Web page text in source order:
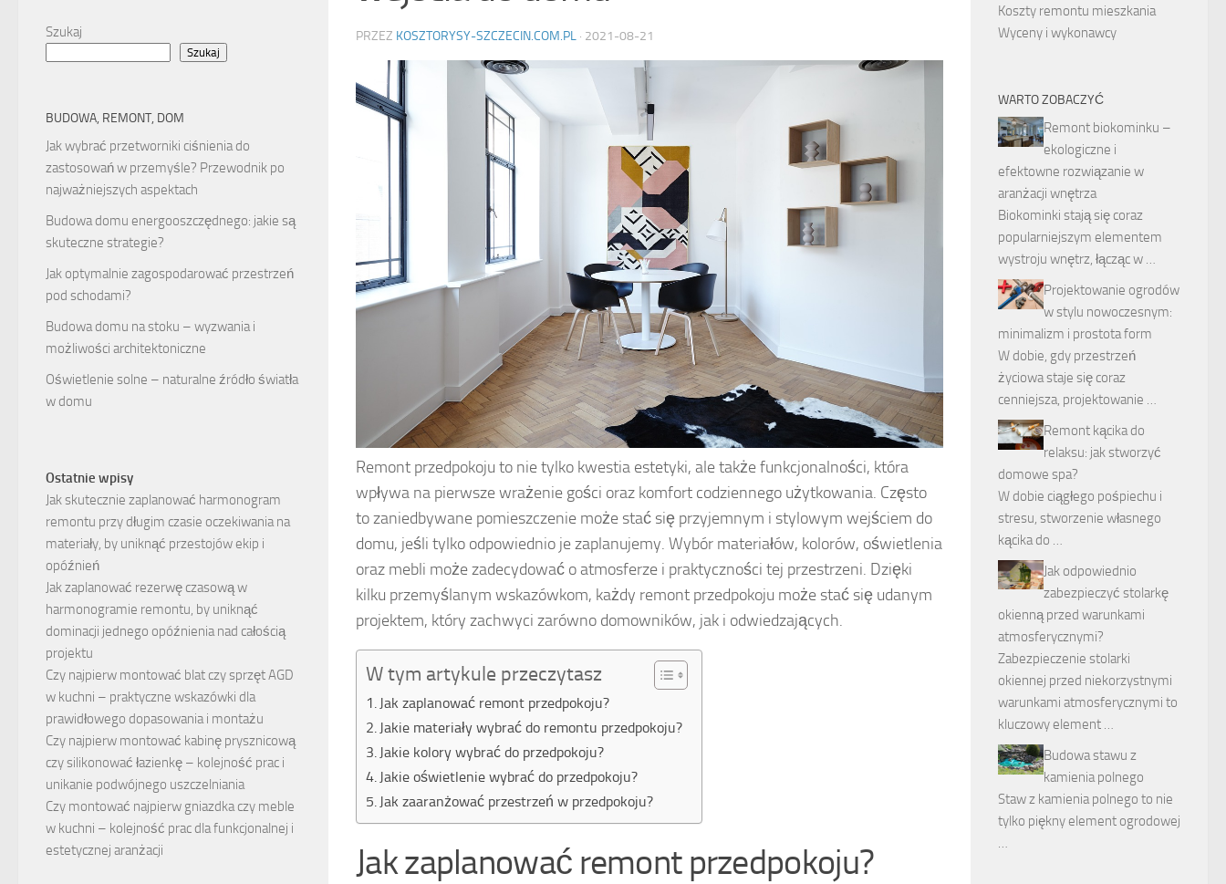
PRZEZ KOSZTORYSY-SZCZECIN.COM.PL · 2021-08-21
Remont przedpokoju to nie tylko kwestia estetyki, ale także funkcjonalności, która
wpływa na pierwsze wrażenie gości oraz komfort codziennego użytkowania. Często
to zaniedbywane pomieszczenie może stać się przyjemnym i stylowym wejściem do
domu, jeśli tylko odpowiednio je zaplanujemy. Wybór materiałów, kolorów, oświetlenia
oraz mebli może zadecydować o atmosferze i praktyczności tej przestrzeni. Dzięki
kilku przemyślanym wskazówkom, każdy remont przedpokoju może stać się udanym
projektem, który zachwyci zarówno domowników, jak i odwiedzających.
W tym artykule przeczytasz
Jak zaplanować remont przedpokoju?
Jakie materiały wybrać do remontu przedpokoju?
Jakie kolory wybrać do przedpokoju?
Jakie oświetlenie wybrać do przedpokoju?
Jak zaaranżować przestrzeń w przedpokoju?
Jak zaplanować remont przedpokoju?
Szukaj
Szukaj
BUDOWA, REMONT, DOM
Jak wybrać przetworniki ciśnienia do
zastosowań w przemyśle? Przewodnik po
najważniejszych aspektach
Budowa domu energooszczędnego: jakie są
skuteczne strategie?
Jak optymalnie zagospodarować przestrzeń
pod schodami?
Budowa domu na stoku – wyzwania i
możliwości architektoniczne
Oświetlenie solne – naturalne źródło światła
w domu
Ostatnie wpisy
Jak skutecznie zaplanować harmonogram
remontu przy długim czasie oczekiwania na
materiały, by uniknąć przestojów ekip i
opóźnień
Jak zaplanować rezerwę czasową w
harmonogramie remontu, by uniknąć
dominacji jednego opóźnienia nad całością
projektu
Czy najpierw montować blat czy sprzęt AGD
w kuchni – praktyczne wskazówki dla
prawidłowego dopasowania i montażu
Czy najpierw montować kabinę prysznicową
czy silikonować łazienkę – kolejność prac i
unikanie podwójnego uszczelniania
Czy montować najpierw gniazdka czy meble
w kuchni – kolejność prac dla funkcjonalnej i
estetycznej aranżacji
Koszty remontu mieszkania
Wyceny i wykonawcy
WARTO ZOBACZYĆ
Remont biokominku –
ekologiczne i
efektowne rozwiązanie w
aranżacji wnętrza
Biokominki stają się coraz
popularniejszym elementem
wystroju wnętrz, łącząc w …
Projektowanie ogrodów
w stylu nowoczesnym:
minimalizm i prostota form
W dobie, gdy przestrzeń
życiowa staje się coraz
cenniejsza, projektowanie …
Remont kącika do
relaksu: jak stworzyć
domowe spa?
W dobie ciągłego pośpiechu i
stresu, stworzenie własnego
kącika do …
Jak odpowiednio
zabezpieczyć stolarkę
okienną przed warunkami
atmosferycznymi?
Zabezpieczenie stolarki
okiennej przed niekorzystnymi
warunkami atmosferycznymi to
kluczowy element …
Budowa stawu z
kamienia polnego
Staw z kamienia polnego to nie
tylko piękny element ogrodowej
…